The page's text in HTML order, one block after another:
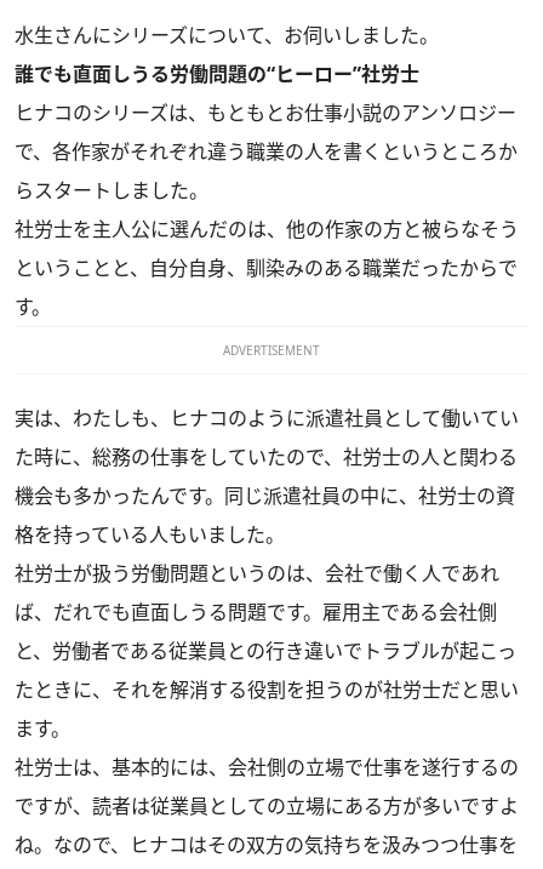
水生さんにシリーズについて、お伺いしました。
誰でも直面しうる労働問題の“ヒーロー”社労士
ヒナコのシリーズは、もともとお仕事小説のアンソロジー
で、各作家がそれぞれ違う職業の人を書くというところか
らスタートしました。
社労士を主人公に選んだのは、他の作家の方と被らなそう
ということと、自分自身、馴染みのある職業だったからで
す。
ADVERTISEMENT
実は、わたしも、ヒナコのように派遣社員として働いてい
た時に、総務の仕事をしていたので、社労士の人と関わる
機会も多かったんです。同じ派遣社員の中に、社労士の資
格を持っている人もいました。
社労士が扱う労働問題というのは、会社で働く人であれ
ば、だれでも直面しうる問題です。雇用主である会社側
と、労働者である従業員との行き違いでトラブルが起こっ
たときに、それを解消する役割を担うのが社労士だと思い
ます。
社労士は、基本的には、会社側の立場で仕事を遂行するの
ですが、読者は従業員としての立場にある方が多いですよ
ね。なので、ヒナコはその双方の気持ちを汲みつつ仕事を